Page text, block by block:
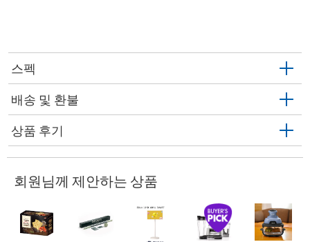
스펙
배송 및 환불
상품 후기
회원님께 제안하는 상품